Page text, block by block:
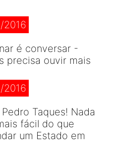
2016
é conversar -
precisa ouvir mais
2016
Pedro Taques! Nada
fácil do que
um Estado em